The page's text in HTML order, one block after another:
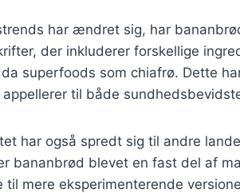
har ændret sig, har
der inkluderer forskellige
superfoods som chiafrø. Dette
til både
har også spredt sig til andre
bananbrød blevet en fast del af
mere eksperimenterende